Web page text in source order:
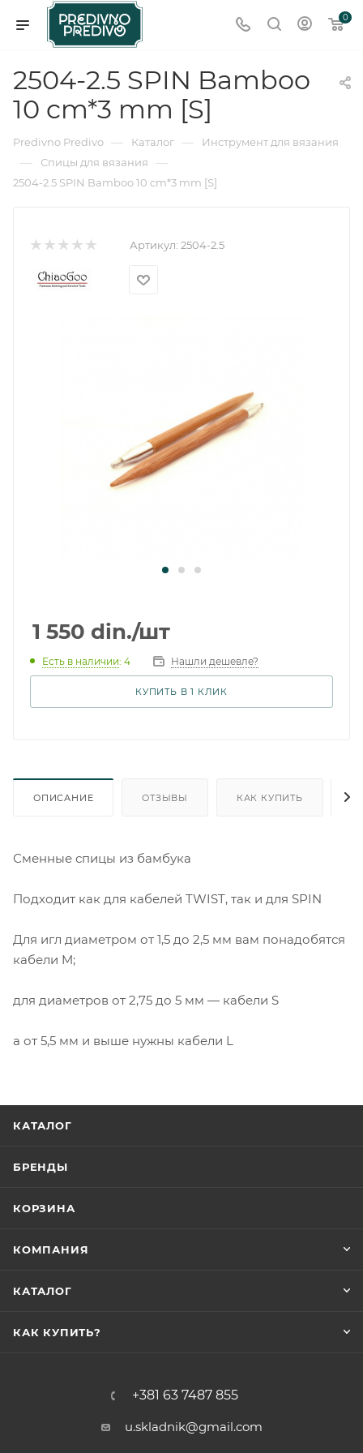
0
2504-2.5 SPIN Bamboo
10 cm*3 mm [S]
Predivno Predivo — Каталог — Инструмент для вязания
— Спицы для вязания —
2504-2.5 SPIN Bamboo 10 cm*3 mm [S]
Артикул: 2504-2.5
1 550 din./шт
Есть в наличии: 4 Нашли дешевле?
КУПИТЬ В 1 КЛИК
ОПИСАНИЕ ОТЗЫВЫ КАК КУПИТЬ
Сменные спицы из бамбука
Подходит как для кабелей TWIST, так и для SPIN
Для игл диаметром от 1,5 до 2,5 мм вам понадобятся
кабели M;
для диаметров от 2,75 до 5 мм — кабели S
а от 5,5 мм и выше нужны кабели L
КАТАЛОГ
БРЕНДЫ
КОРЗИНА
КОМПАНИЯ
КАТАЛОГ
КАК КУПИТЬ?
+381 63 7487 855
u.skladnik@gmail.com